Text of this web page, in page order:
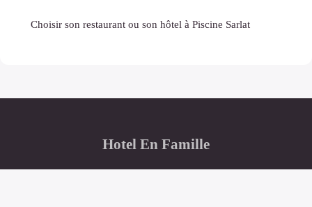
Choisir son restaurant ou son hôtel à Piscine Sarlat
Hotel En Famille